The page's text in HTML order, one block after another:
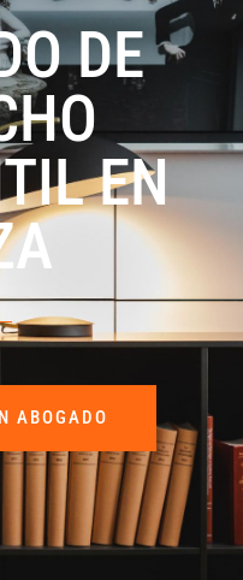
DE
EN
ABOGADO